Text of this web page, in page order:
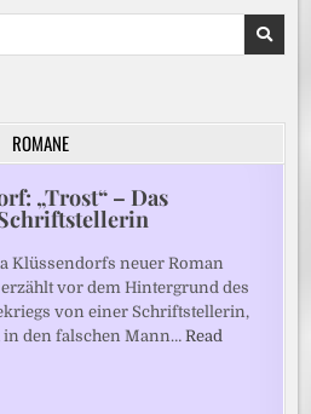
ROMANE
„Trost“ – Das
Klüssendorfs neuer Roman
erzählt vor dem Hintergrund des
von einer Schriftstellerin,
in den falschen Mann…Read